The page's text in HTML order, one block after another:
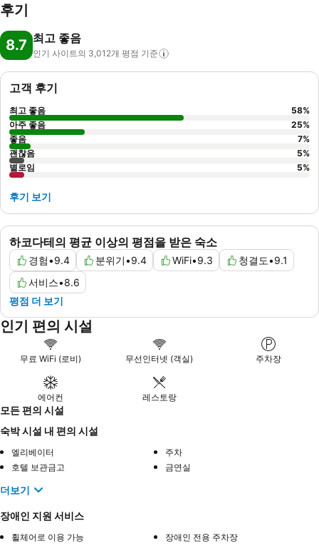
후기
8.7 최고 좋음
인기 사이트의 3,012개 평점 기준
하코다테의 평균 이상의 평점을 받은 숙소
경험•9.4 분위기•9.4 WiFi•9.3 청결도•9.1
서비스•8.6
평점 더 보기
고객 후기
최고 좋음 58%
아주 좋음
25%
좋음
7%
괜찮음
5%
별로임
5%
후기 보기
인기 편의 시설
무료 WiFi (로비) 무선인터넷 (객실) 주차장
에어컨 레스토랑
모든 편의 시설
숙박 시설 내 편의 시설
엘리베이터
주차
호텔 보관금고
금연실
더보기
장애인 지원 서비스
휠체어로 이용 가능 장애인 전용 주차장